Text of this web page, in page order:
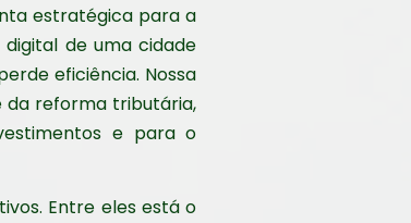
estratégica para a
de uma cidade
eficiência. Nossa
da reforma tributária,
e para o
Entre eles está o